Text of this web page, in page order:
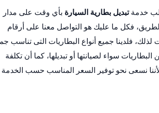
خدمةتبديل بطارية السيارة بأي وقت على مدار
فكل ما عليك هو التواصل معنا على أرقام
فلدينا جميع أنواع البطاريات التى تناسب
سواء لصيانتها أو تبديلها، كما أن تكلفة
نسعى نحو توفير السعر المناسب حسب الخدمة